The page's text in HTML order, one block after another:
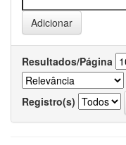
Resultados/Página
Registro(s)